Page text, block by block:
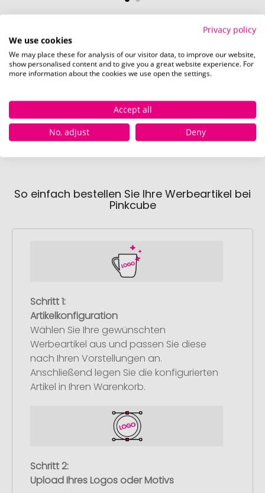
Verfügbare Farben
Sofort verfügbar
7541 Stück
0 Stück
So einfach bestellen Sie Ihre Werbeartikel bei
Pinkcube
Schritt 1:
Artikelkonfiguration
Wählen Sie Ihre gewünschten
Werbeartikel aus und passen Sie diese
nach Ihren Vorstellungen an.
Anschließend legen Sie die konfigurierten
Artikel in Ihren Warenkorb.
Schritt 2:
Upload Ihres Logos oder Motivs
Privacy policy
We use cookies
We may place these for analysis of our visitor data, to improve our website,
show personalised content and to give you a great website experience. For
more information about the cookies we use open the settings.
Accept all
No, adjust
Deny